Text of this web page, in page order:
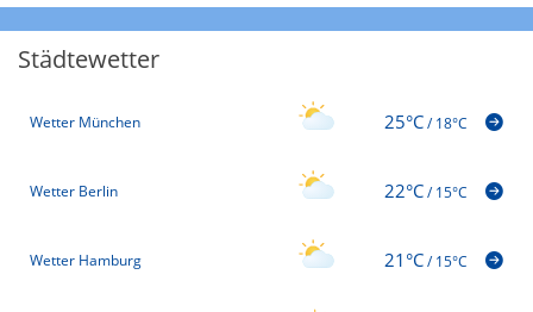
Städtewetter
Wetter München 25°C/18°C
Wetter Berlin 22°C/15°C
Wetter Hamburg 21°C/15°C